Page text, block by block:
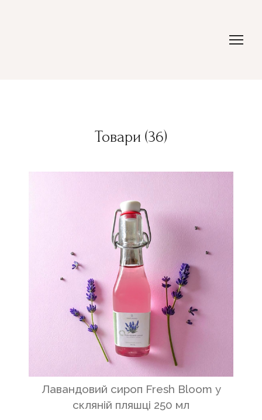
Товари (36)
Лавандовий сироп Fresh Bloom у
скляній пляшці 250 мл